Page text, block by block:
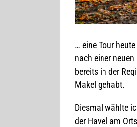
… eine Tour
nach einer
bereits in der
Makel gehabt.
Dies­mal wählte
der Havel am